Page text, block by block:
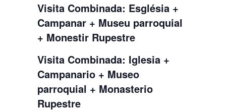
Visita Combinada: Església +
Campanar + Museu parroquial
+ Monestir Rupestre
Visita Combinada: Iglesia +
Campanario + Museo
parroquial + Monasterio
Rupestre